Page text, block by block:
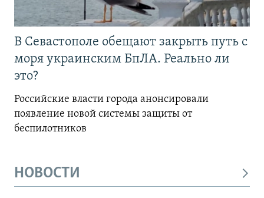
В Севастополе обещают закрыть путь с
моря украинским БпЛА. Реально ли
это?
Российские власти города анонсировали
появление новой системы защиты от
беспилотников
НОВОСТИ